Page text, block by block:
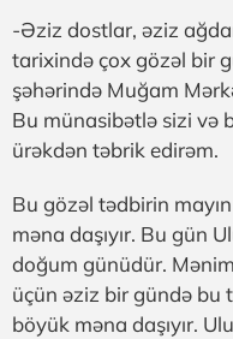
-Əziz dostlar, əziz
tarixində çox gözəl bir
şəhərində Muğam
Bu münasibətlə sizi və
ürəkdən təbrik edirəm.
Bu gözəl tədbirin
məna daşıyır. Bu gün
doğum günüdür.
üçün əziz bir gündə bu
böyük məna daşıyır.